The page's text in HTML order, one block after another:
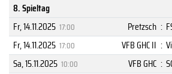
8. Spieltag
Fr, 14.11.2025 17:00 Pretzsch :
Fr, 14.11.2025 17:00 VFB GHC II :
Sa, 15.11.2025 10:00 VFB GHC :